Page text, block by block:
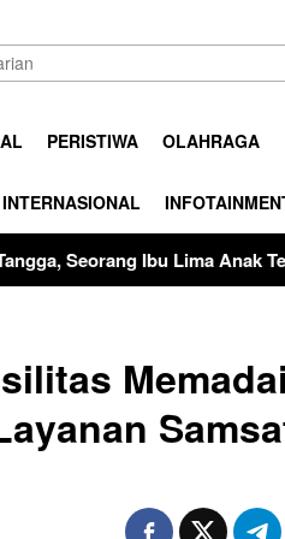
PERISTIWA OLAHRAGA
INTERNASIONAL
Anak Tempuh Jalur Hukum
Memadai